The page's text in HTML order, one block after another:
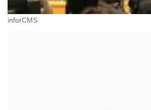
inforCMS